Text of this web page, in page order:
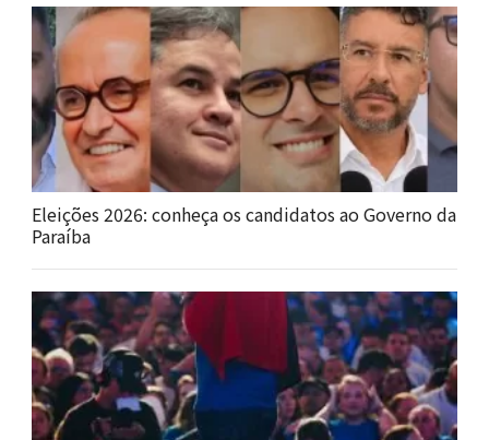
Eleições 2026: conheça os candidatos ao Governo da
Paraíba